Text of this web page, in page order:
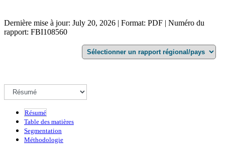
Dernière mise à jour: July 20, 2026 | Format: PDF | Numéro du
rapport: FBI108560
Résumé
Table des matières
Segmentation
Méthodologie